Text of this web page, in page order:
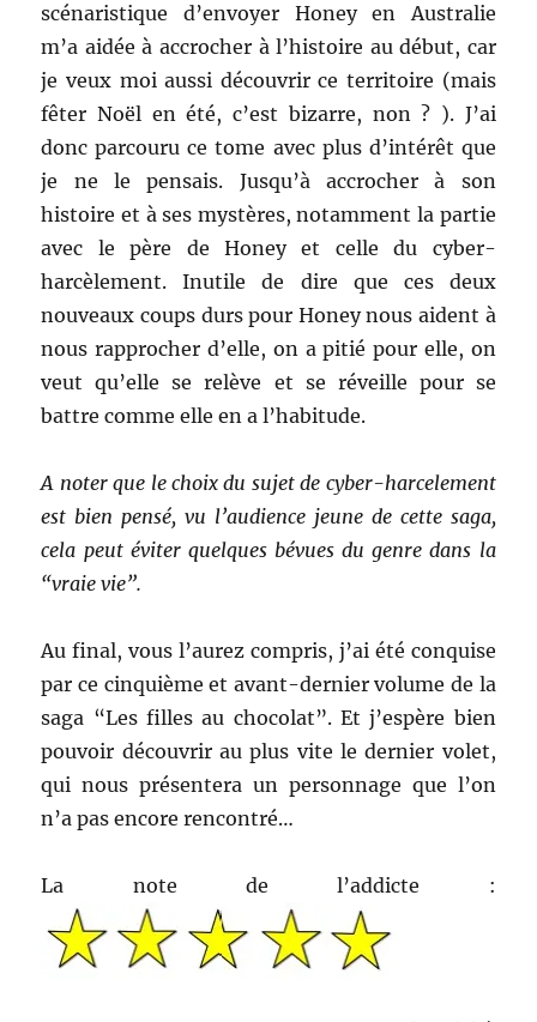
scénaristique d’envoyer Honey en Australie
m’a aidée à accrocher à l’histoire au début, car
je veux moi aussi découvrir ce territoire (mais
fêter Noël en été, c’est bizarre, non ? ). J’ai
donc parcouru ce tome avec plus d’intérêt que
je ne le pensais. Jusqu’à accrocher à son
histoire et à ses mystères, notamment la partie
avec le père de Honey et celle du cyber-
harcèlement. Inutile de dire que ces deux
nouveaux coups durs pour Honey nous aident à
nous rapprocher d’elle, on a pitié pour elle, on
veut qu’elle se relève et se réveille pour se
battre comme elle en a l’habitude.
A noter que le choix du sujet de cyber-harcelement
est bien pensé, vu l’audience jeune de cette saga,
cela peut éviter quelques bévues du genre dans la
“vraie vie”.
Au final, vous l’aurez compris, j’ai été conquise
par ce cinquième et avant-dernier volume de la
saga “Les filles au chocolat”. Et j’espère bien
pouvoir découvrir au plus vite le dernier volet,
qui nous présentera un personnage que l’on
n’a pas encore rencontré…
La note de l’addicte :